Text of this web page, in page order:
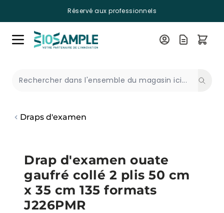
Réservé aux professionnels
Draps d'examen
Drap d'examen ouate
gaufré collé 2 plis 50 cm
x 35 cm 135 formats
J226PMR